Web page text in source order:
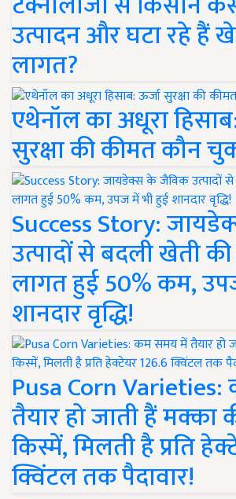
उत्पादन और घटा रहे हैं
लागत?
एथेनॉल का अधूरा
सुरक्षा की कीमत कौन
Success Story:
उत्पादों से बदली खेती
लागत हुई 50% कम,
शानदार वृद्धि!
Pusa Corn
तैयार हो जाती हैं मक्का
किस्में, मिलती है प्रति
क्विंटल तक पैदावार!